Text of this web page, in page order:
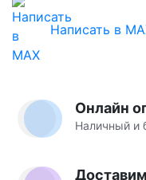
Написать в
Онлайн
Наличный и